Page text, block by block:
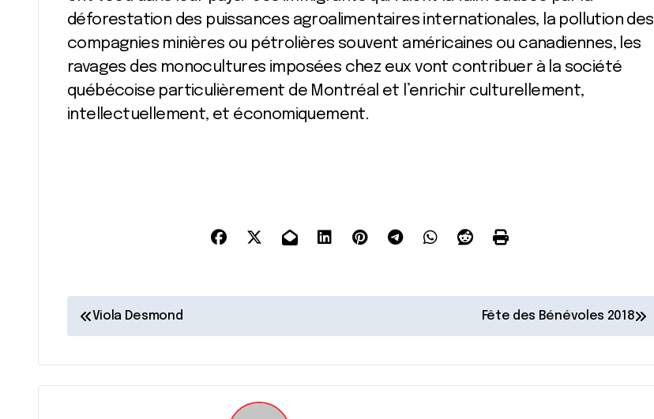
déforestation des puissances agroalimentaires internationales, la pollution des
compagnies minières ou pétrolières souvent américaines ou canadiennes, les
ravages des monocultures imposées chez eux vont contribuer à la société
québécoise particulièrement de Montréal et l’enrichir culturellement,
intellectuellement, et économiquement.
N
a
v
Viola Desmond Fête des Bénévoles 2018